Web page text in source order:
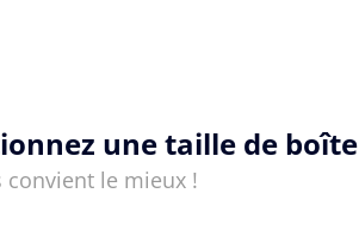
une taille de boîte
convient le mieux !